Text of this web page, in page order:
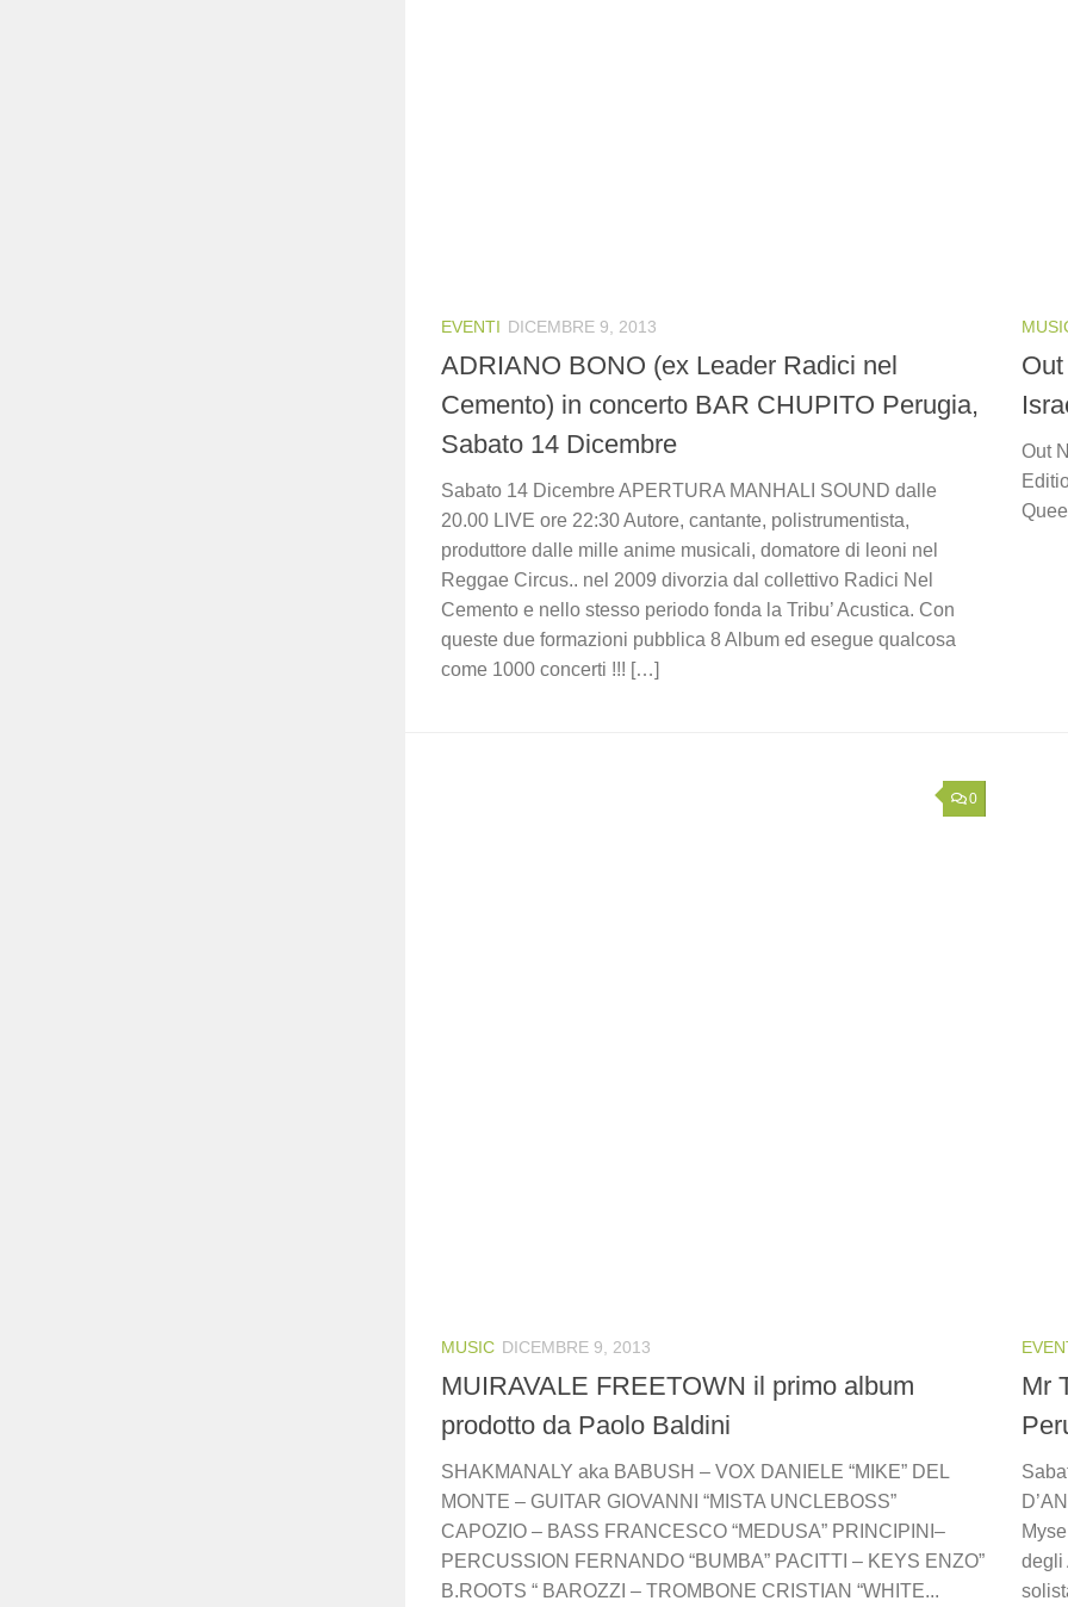
EVENTI DICEMBRE 9, 2013
ADRIANO BONO (ex Leader Radici nel
Cemento) in concerto BAR CHUPITO Perugia,
Sabato 14 Dicembre
Sabato 14 Dicembre APERTURA MANHALI SOUND dalle
20.00 LIVE ore 22:30 Autore, cantante, polistrumentista,
produttore dalle mille anime musicali, domatore di leoni nel
Reggae Circus.. nel 2009 divorzia dal collettivo Radici Nel
Cemento e nello stesso periodo fonda la Tribu’ Acustica. Con
queste due formazioni pubblica 8 Album ed esegue qualcosa
come 1000 concerti !!! […]
Out
0
MUSIC DICEMBRE 9, 2013
MUIRAVALE FREETOWN il primo album
prodotto da Paolo Baldini
SHAKMANALY aka BABUSH – VOX DANIELE “MIKE” DEL
MONTE – GUITAR GIOVANNI “MISTA UNCLEBOSS”
CAPOZIO – BASS FRANCESCO “MEDUSA” PRINCIPINI–
PERCUSSION FERNANDO “BUMBA” PACITTI – KEYS ENZO”
B.ROOTS “ BAROZZI – TROMBONE CRISTIAN “WHITE...
Mr
degli